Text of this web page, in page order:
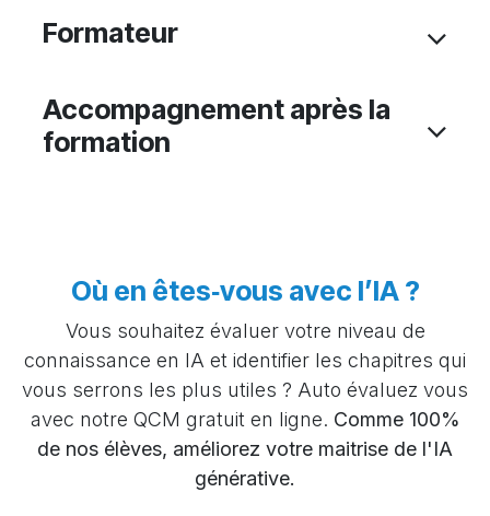
Formateur
Accompagnement après la
formation
Où en êtes‑vous avec l’IA ?
Vous souhaitez évaluer votre niveau de
connaissance en IA et identifier les chapitres qui
vous serrons les plus utiles ? Auto évaluez vous
avec notre QCM gratuit en ligne. Comme 100%
de nos élèves, améliorez votre maitrise de l'IA
générative.